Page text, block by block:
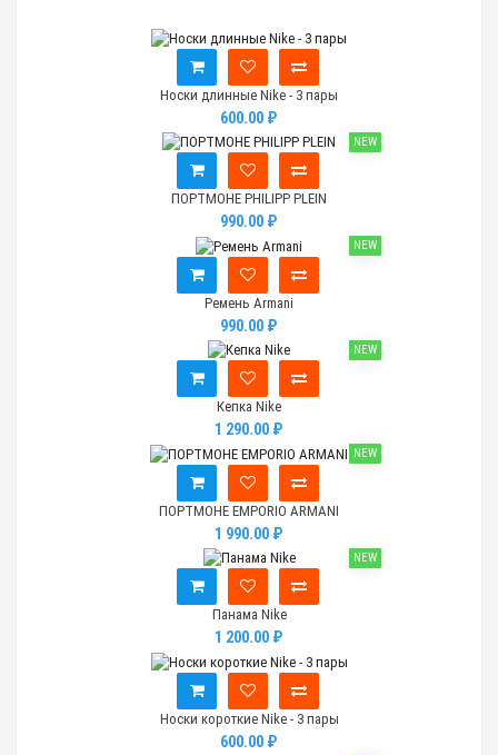
Носки длинные Nike - 3 пары
600.00 ₽
NEW
ПОРТМОНЕ PHILIPP PLEIN
990.00 ₽
NEW
Ремень Armani
990.00 ₽
NEW
Кепка Nike
1 290.00 ₽
NEW
ПОРТМОНЕ EMPORIO ARMANI
1 990.00 ₽
NEW
Панама Nike
1 200.00 ₽
Носки короткие Nike - 3 пары
600.00 ₽